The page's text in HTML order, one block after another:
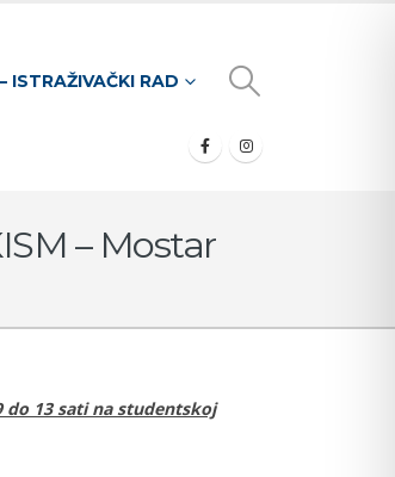
ISTRAŽIVAČKI RAD
– Mostar
do 13 sati na studentskoj